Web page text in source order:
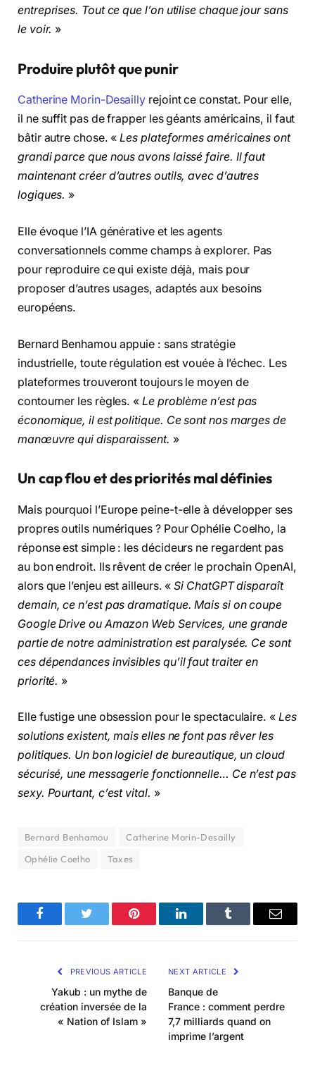
entreprises. Tout ce que l’on utilise chaque jour sans
le voir. »
Produire plutôt que punir
Catherine Morin-Desailly rejoint ce constat. Pour elle,
il ne suffit pas de frapper les géants américains, il faut
bâtir autre chose. «Les plateformes américaines ont
grandi parce que nous avons laissé faire. Il faut
maintenant créer d’autres outils, avec d’autres
logiques. »
Elle évoque l’IA générative et les agents
conversationnels comme champs à explorer. Pas
pour reproduire ce qui existe déjà, mais pour
proposer d’autres usages, adaptés aux besoins
européens.
Bernard Benhamou appuie : sans stratégie
industrielle, toute régulation est vouée à l’échec. Les
plateformes trouveront toujours le moyen de
contourner les règles. « Le problème n’est pas
économique, il est politique. Ce sont nos marges de
manœuvre qui disparaissent. »
Un cap flou et des priorités mal définies
Mais pourquoi l’Europe peine-t-elle à développer ses
propres outils numériques ? Pour Ophélie Coelho, la
réponse est simple : les décideurs ne regardent pas
au bon endroit. Ils rêvent de créer le prochain OpenAI,
alors que l’enjeu est ailleurs. «Si ChatGPT disparaît
demain, ce n’est pas dramatique. Mais si on coupe
Google Drive ou Amazon Web Services, une grande
partie de notre administration est paralysée. Ce sont
ces dépendances invisibles qu’il faut traiter en
priorité. »
Elle fustige une obsession pour le spectaculaire. « Les
solutions existent, mais elles ne font pas rêver les
politiques. Un bon logiciel de bureautique, un cloud
sécurisé, une messagerie fonctionnelle… Ce n’est pas
sexy. Pourtant, c’est vital. »
Bernard Benhamou
Catherine Morin-Desailly
Ophélie Coelho
Taxes
FacebookTwitter Pinterest LinkedInTumblr Email
PREVIOUS ARTICLE
Yakub : un mythe de
création inversée de la
« Nation of Islam »
NEXT ARTICLE
Banque de
France : comment perdre
7,7 milliards quand on
imprime l’argent